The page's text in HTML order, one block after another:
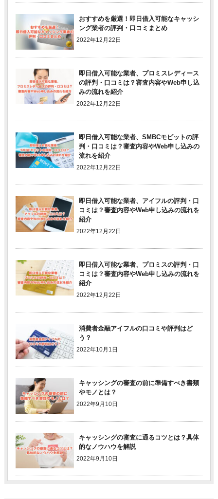
おすすめを厳選！即日借入可能なキャッシ
ング業者の評判・口コミまとめ
2022年12月22日
即日借入可能な業者、プロミスレディース
の評判・口コミは？審査内容やWeb申し込
みの流れを紹介
2022年12月22日
即日借入可能な業者、SMBCモビットの評
判・口コミは？審査内容やWeb申し込みの
流れを紹介
2022年12月22日
即日借入可能な業者、アイフルの評判・口
コミは？審査内容やWeb申し込みの流れを
紹介
2022年12月22日
即日借入可能な業者、プロミスの評判・口
コミは？審査内容やWeb申し込みの流れを
紹介
2022年12月22日
消費者金融アイフルの口コミや評判はど
う？
2022年10月1日
キャッシングの審査の前に準備すべき書類
やモノとは？
2022年9月10日
キャッシングの審査に通るコツとは？具体
的なノウハウを解説
2022年9月10日